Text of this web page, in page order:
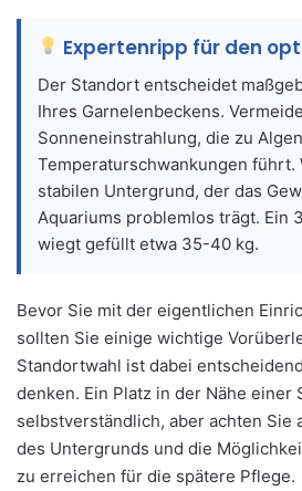
Expertenripp für den
Der Standort entscheidet
Ihres Garnelenbeckens.
Sonneneinstrahlung, die zu
Temperaturschwankungen führt.
stabilen Untergrund, der das
Aquariums problemlos trägt. Ein
wiegt gefüllt etwa 35-40 kg.
Bevor Sie mit der eigentlichen
sollten Sie einige wichtige
Standortwahl ist dabei
denken. Ein Platz in der Nähe einer
selbstverständlich, aber achten Sie
des Untergrunds und die
zu erreichen für die spätere Pflege.